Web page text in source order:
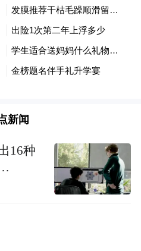
新闻
16种